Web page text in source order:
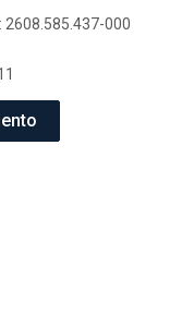
2608.585.437-000